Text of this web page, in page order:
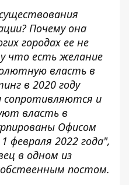
Почему она
городах ее не
что есть желание
власть в
в 2020 году
сопротивляются и
власть в
Офисом
февраля 2022 года",
в одном из
постом.